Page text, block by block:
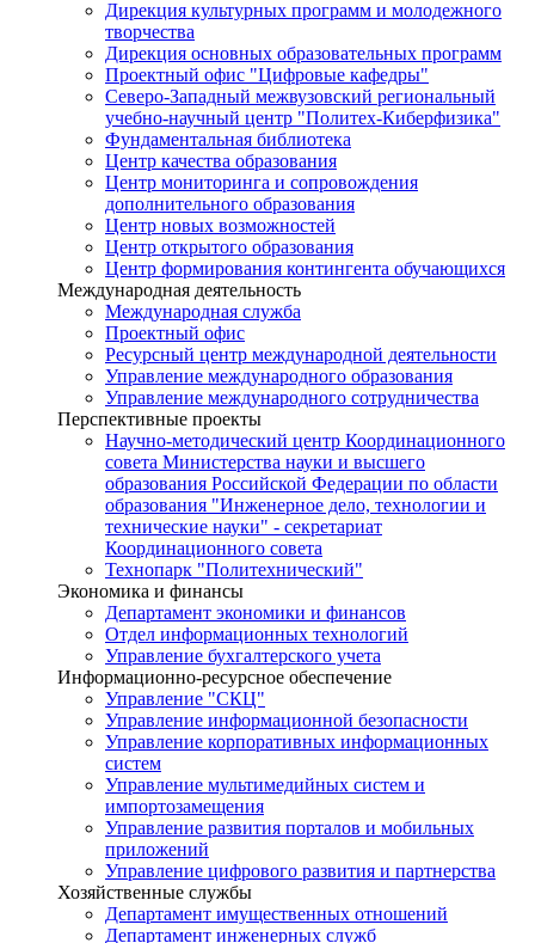
Дирекция культурных программ и молодежного
творчества
Дирекция основных образовательных программ
Проектный офис "Цифровые кафедры"
Северо-Западный межвузовский региональный
учебно-научный центр "Политех-Киберфизика"
Фундаментальная библиотека
Центр качества образования
Центр мониторинга и сопровождения
дополнительного образования
Центр новых возможностей
Центр открытого образования
Центр формирования контингента обучающихся
Международная деятельность
Международная служба
Проектный офис
Ресурсный центр международной деятельности
Управление международного образования
Управление международного сотрудничества
Перспективные проекты
Научно-методический центр Координационного
совета Министерства науки и высшего
образования Российской Федерации по области
образования "Инженерное дело, технологии и
технические науки" - секретариат
Координационного совета
Технопарк "Политехнический"
Экономика и финансы
Департамент экономики и финансов
Отдел информационных технологий
Управление бухгалтерского учета
Информационно-ресурсное обеспечение
Управление "СКЦ"
Управление информационной безопасности
Управление корпоративных информационных
систем
Управление мультимедийных систем и
импортозамещения
Управление развития порталов и мобильных
приложений
Управление цифрового развития и партнерства
Хозяйственные службы
Департамент имущественных отношений
Департамент инженерных служб